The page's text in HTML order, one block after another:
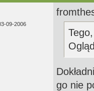
09-2006
go nie